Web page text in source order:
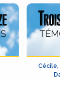
Cécile,